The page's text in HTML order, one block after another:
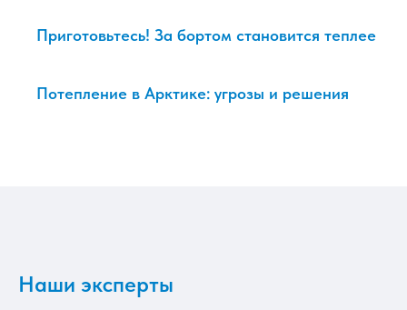
Приготовьтесь! За бортом становится теплее
Потепление в Арктике: угрозы и решения
Наши эксперты